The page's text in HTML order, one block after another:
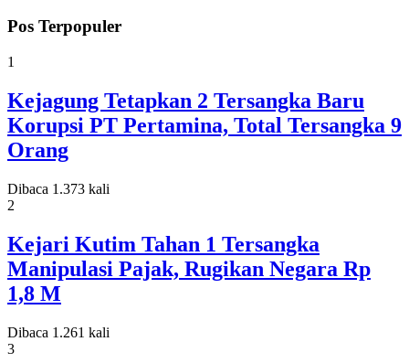
Pos Terpopuler
1
Kejagung Tetapkan 2 Tersangka Baru
Korupsi PT Pertamina, Total Tersangka 9
Orang
Dibaca 1.373 kali
2
Kejari Kutim Tahan 1 Tersangka
Manipulasi Pajak, Rugikan Negara Rp
1,8 M
Dibaca 1.261 kali
3